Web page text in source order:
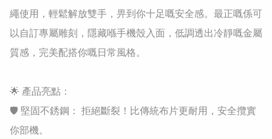
繩使用，輕鬆解放雙手，畀到你十足嘅安全感。最正嘅係可
以自訂專屬雕刻，隱藏喺手機殼入面，低調透出冷靜嘅金屬
質感，完美配搭你嘅日常風格。
​🌟 產品亮點：
​🛡️ 堅固不銹鋼： 拒絕斷裂！比傳統布片更耐用，安全攬實
你部機。